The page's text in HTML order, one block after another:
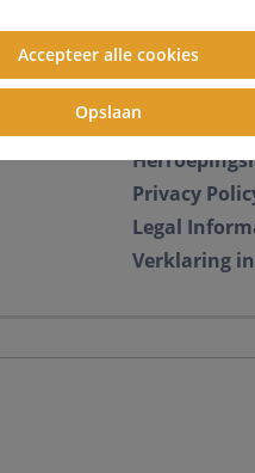
Over ons
Milieu &
Compliance
Algemene
Privacy
Legal
Verklaring
Accepteer alle cookies
Opslaan